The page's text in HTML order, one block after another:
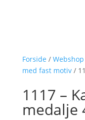
Forside / Webshop
med fast motiv/
1117 –
medalje